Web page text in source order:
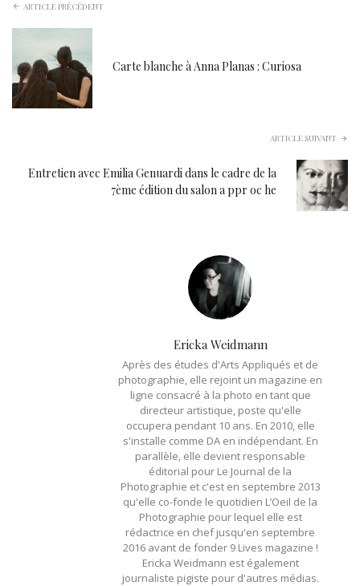
ARTICLE PRÉCÉDENT
Carte blanche à Anna Planas : Curiosa
ARTICLE SUIVANT
Entretien avec Emilia Genuardi dans le cadre de la
7ème édition du salon a ppr oc he
Ericka Weidmann
Après des études d'Arts Appliqués et de
photographie, elle rejoint un magazine en
ligne consacré à la photo en tant que
directeur artistique, poste qu'elle
occupera pendant 10 ans. En 2010, elle
s'installe comme DA en indépendant. En
parallèle, elle devient responsable
éditorial pour Le Journal de la
Photographie et c'est en septembre 2013
qu'elle co-fonde le quotidien L’Oeil de la
Photographie pour lequel elle est
rédactrice en chef jusqu'en septembre
2016 avant de fonder 9 Lives magazine !
Ericka Weidmann est également
journaliste pigiste pour d'autres médias.